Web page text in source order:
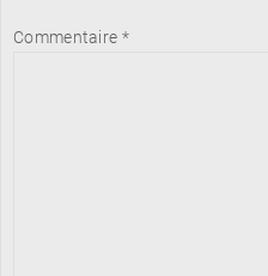
Commentaire *